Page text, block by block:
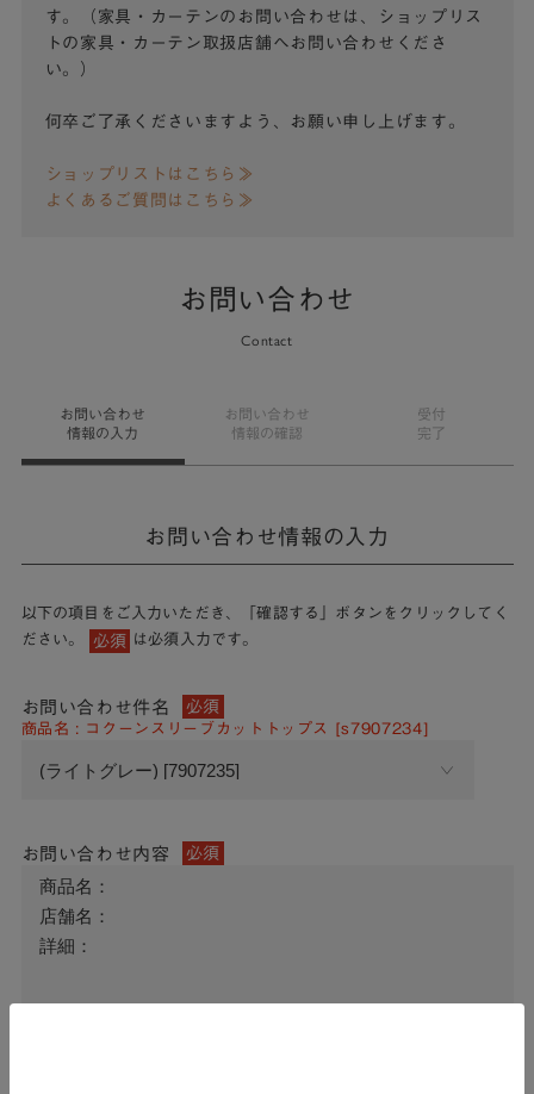
す。（家具・カーテンのお問い合わせは、ショップリス
トの家具・カーテン取扱店舗へお問い合わせくださ
い。）
何卒ご了承くださいますよう、お願い申し上げます。
ショップリストはこちら≫
よくあるご質問はこちら≫
お問い合わせ
Contact
お問い合わせ
情報の入力
お問い合わせ
情報の確認
受付
完了
お問い合わせ情報の入力
以下の項目をご入力いただき、「確認する」ボタンをクリックしてく
ださい。
必須 は必須入力です。
お問い合わせ件名 必須
商品名 : コクーンスリーブカットトップス [s7907234]
お問い合わせ内容 必須